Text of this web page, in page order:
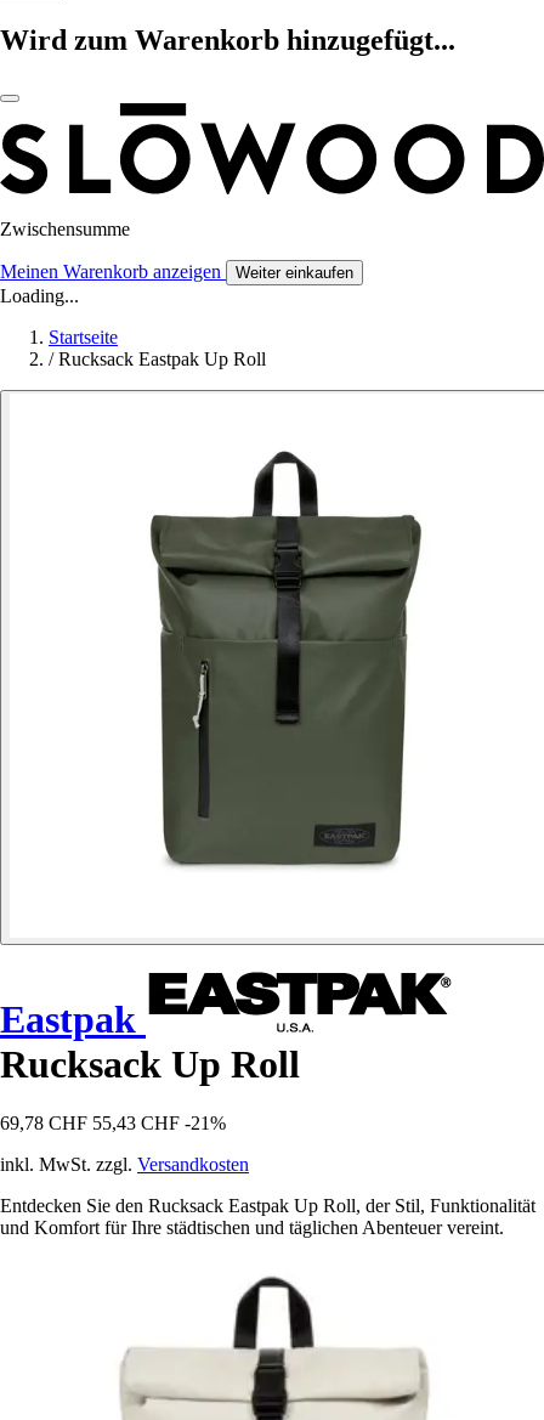
Wird zum Warenkorb hinzugefügt...
Zwischensumme
Meinen Warenkorb anzeigen Weiter einkaufen
Loading...
Startseite
/ Rucksack Eastpak Up Roll
Eastpak
Rucksack Up Roll
69,78 CHF 55,43 CHF -21%
inkl. MwSt. zzgl. Versandkosten
Entdecken Sie den Rucksack Eastpak Up Roll, der Stil, Funktionalität
und Komfort für Ihre städtischen und täglichen Abenteuer vereint.